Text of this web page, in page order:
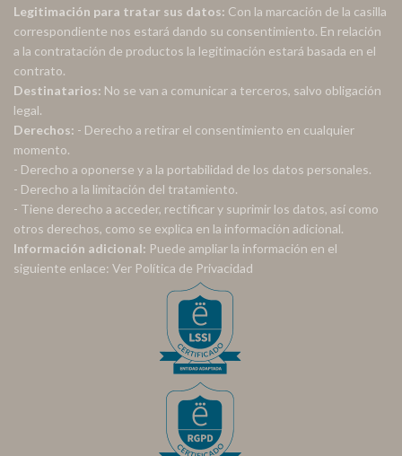
Legitimación para tratar sus datos: Con la marcación de la casilla
correspondiente nos estará dando su consentimiento. En relación
a la contratación de productos la legitimación estará basada en el
contrato.
Destinatarios: No se van a comunicar a terceros, salvo obligación
legal.
Derechos: - Derecho a retirar el consentimiento en cualquier
momento.
- Derecho a oponerse y a la portabilidad de los datos personales.
- Derecho a la limitación del tratamiento.
- Tiene derecho a acceder, rectificar y suprimir los datos, así como
otros derechos, como se explica en la información adicional.
Información adicional: Puede ampliar la información en el
siguiente enlace: Ver Política de Privacidad